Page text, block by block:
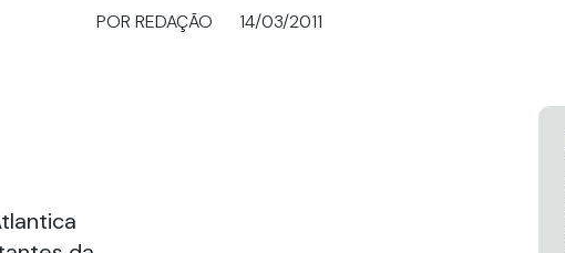
POR REDAÇÃO 14/03/2011